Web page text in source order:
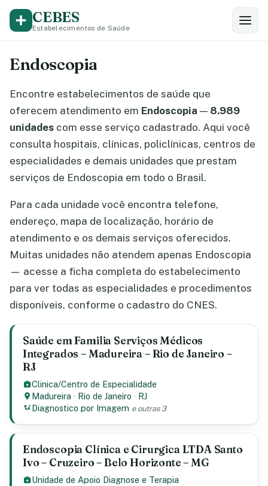
CEBES
Estabelecimentos de Saúde
Endoscopia
Encontre estabelecimentos de saúde que
oferecem atendimento em Endoscopia — 8.989
unidades com esse serviço cadastrado. Aqui você
consulta hospitais, clínicas, policlínicas, centros de
especialidades e demais unidades que prestam
serviços de Endoscopia em todo o Brasil.
Para cada unidade você encontra telefone,
endereço, mapa de localização, horário de
atendimento e os demais serviços oferecidos.
Muitas unidades não atendem apenas Endoscopia
— acesse a ficha completa do estabelecimento
para ver todas as especialidades e procedimentos
disponíveis, conforme o cadastro do CNES.
Saúde em Familia Serviços Médicos
Integrados – Madureira – Rio de Janeiro –
RJ
Clinica/Centro de Especialidade
Madureira · Rio de Janeiro · RJ
Diagnostico por Imagem e outras 3
Endoscopia Clínica e Cirurgica LTDA Santo
Ivo – Cruzeiro – Belo Horizonte – MG
Unidade de Apoio Diagnose e Terapia